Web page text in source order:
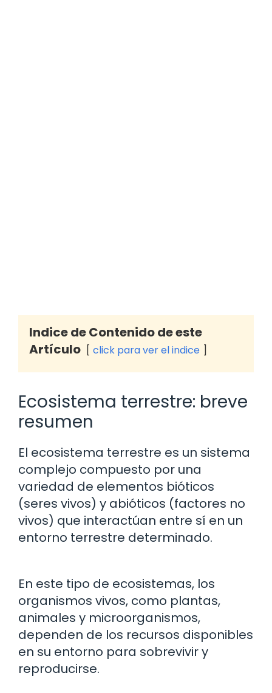
Indice de Contenido de este
Artículo
click para ver el indice
Ecosistema terrestre: breve
resumen
El ecosistema terrestre es un sistema
complejo compuesto por una
variedad de elementos bióticos
(seres vivos) y abióticos (factores no
vivos) que interactúan entre sí en un
entorno terrestre determinado.
En este tipo de ecosistemas, los
organismos vivos, como plantas,
animales y microorganismos,
dependen de los recursos disponibles
en su entorno para sobrevivir y
reproducirse.